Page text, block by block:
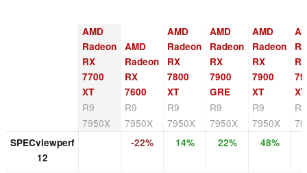
AMD
Radeon
RX
7700
XT
R9
7950X
AMD
Radeon
RX
7600
R9
7950X
AMD
Radeon
RX
7800
XT
R9
7950X
AMD
Radeon
RX
7900
GRE
R9
7950X
AMD
Radeon
RX
7900
XT
R9
7950X
R9
SPECviewperf
12
-22% 14% 22% 48%